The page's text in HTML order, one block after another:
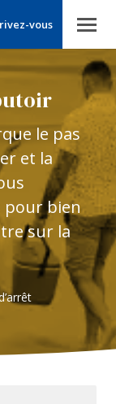
vous
le pas
et la
pour bien
sur la